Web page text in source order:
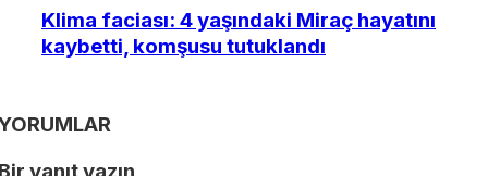
Klima faciası: 4 yaşındaki Miraç hayatını
kaybetti, komşusu tutuklandı
yanıt yazın